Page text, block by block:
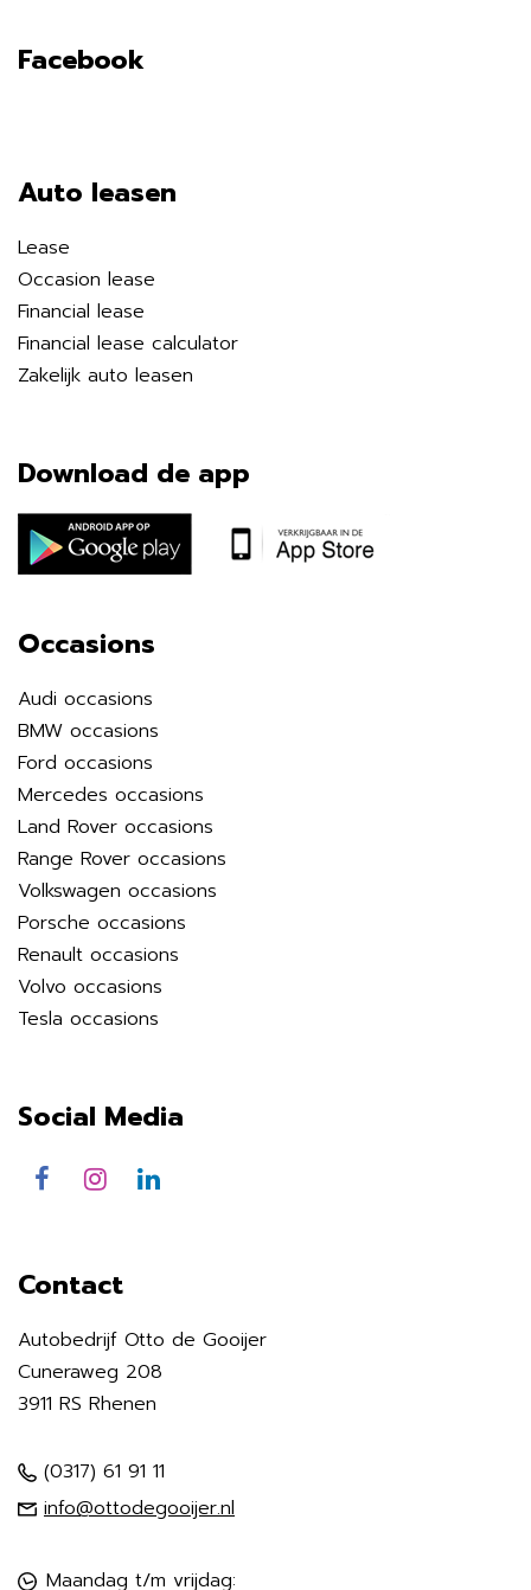
Facebook
Auto leasen
Lease
Occasion lease
Financial lease
Financial lease calculator
Zakelijk auto leasen
Download de app
Occasions
Audi occasions
BMW occasions
Ford occasions
Mercedes occasions
Land Rover occasions
Range Rover occasions
Volkswagen occasions
Porsche occasions
Renault occasions
Volvo occasions
Tesla occasions
Social Media
Contact
Autobedrijf Otto de Gooijer
Cuneraweg 208
3911 RS Rhenen
(0317) 61 91 11
info@ottodegooijer.nl
Maandag t/m vrijdag: